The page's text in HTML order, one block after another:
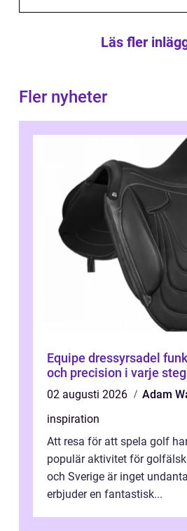
Läs fler
Fler nyheter
Equipe dressyrsadel funktion, känsla
och precision i varje steg
02 augusti 2026
Adam
inspiration
Att resa för att spela golf
populär aktivitet för
och Sverige är inget
erbjuder en fantastisk...